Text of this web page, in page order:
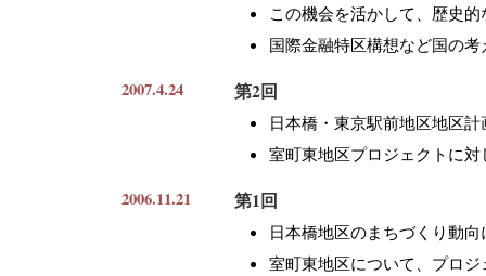
この機会を活かして、歴史
国際金融特区構想など国の
2007.4.24 第2回
日本橋・東京駅前地区地区
室町東地区プロジェクトに
2006.11.21 第1回
日本橋地区のまちづくり動
室町東地区について、プロ